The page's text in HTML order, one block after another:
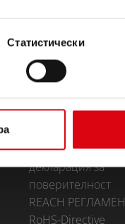
Статистически
КОНТАКТ
Infoservice
Правна
условия (ОУП)
декларация за
поверителност
REACH
RoHS-Directive